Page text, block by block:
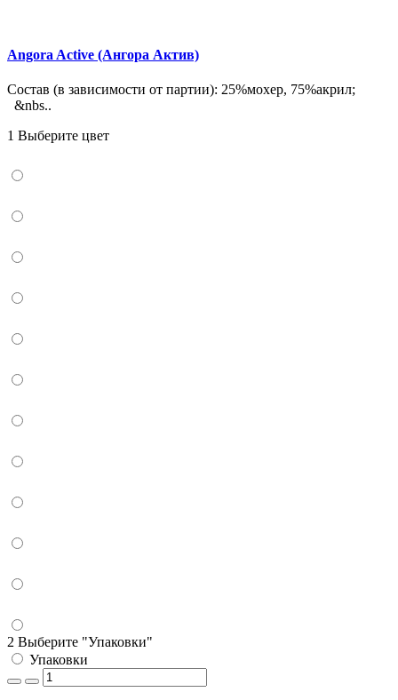
Angora Active (Ангора Актив)
Состав (в зависимости от партии): 25%мохер, 75%акрил;
&nbs..
1 Выберите цвет
2 Выберите "Упаковки"
Упаковки